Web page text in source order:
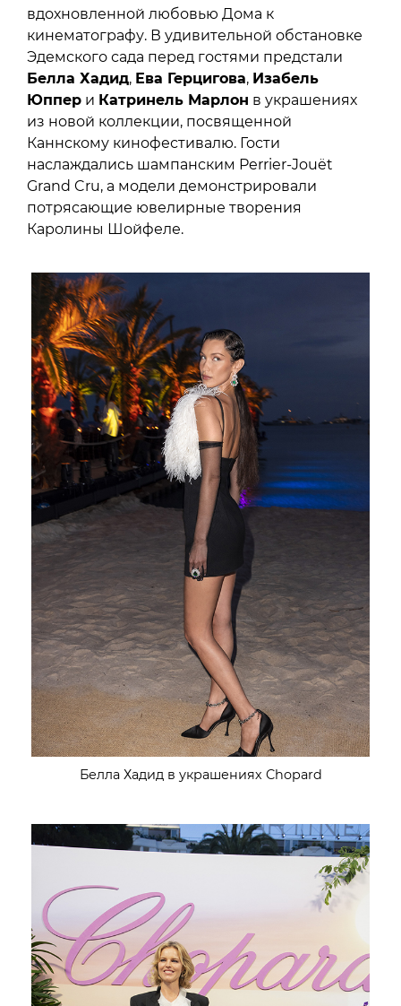
вдохновленной любовью Дома к
кинематографу. В удивительной обстановке
Эдемского сада перед гостями предстали
Белла Хадид, Ева Герцигова, Изабель
Юппер и Катринель Марлон в украшениях
из новой коллекции, посвященной
Каннскому кинофестивалю. Гости
наслаждались шампанским Perrier-Jouët
Grand Cru, а модели демонстрировали
потрясающие ювелирные творения
Каролины Шойфеле.
Белла Хадид в украшениях Chopard